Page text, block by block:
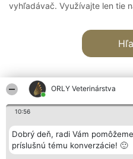
ORLY Veterinárstva
10:56
Dobrý deň, radi Vám
príslušnú tému konverzácie! 🙂
vyhľadávač. Využívajte len tie
Organizátor hodnotenia
Bright Side Solutions sp. z o.
o. sp. k.
Lista